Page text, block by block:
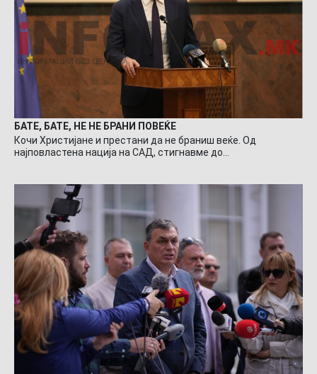
БАТЕ, БАТЕ, НЕ НЕ БРАНИ ПОВЕЌЕ
Кочи Христијане и престани да не браниш веќе. Од
најповластена нација на САД, стигнавме до…